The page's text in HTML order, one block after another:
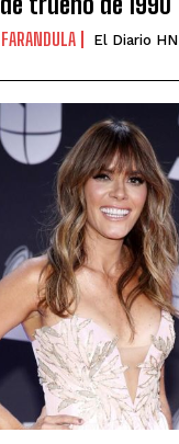
FARANDULA El Diario HN